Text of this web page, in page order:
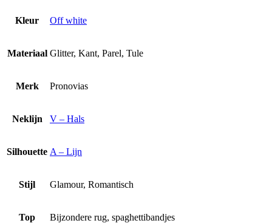
Kleur Off white
Materiaal Glitter, Kant, Parel, Tule
Merk Pronovias
Neklijn V – Hals
Silhouette A – Lijn
Stijl Glamour, Romantisch
Top Bijzondere rug, spaghettibandjes